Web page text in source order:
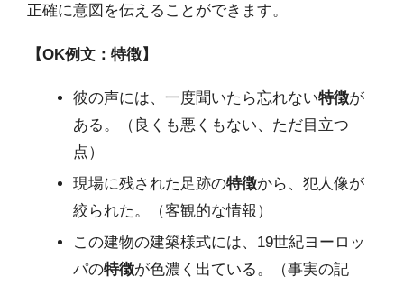
正確に意図を伝えることができます。
【OK例文：特徴】
彼の声には、一度聞いたら忘れない特徴が
ある。（良くも悪くもない、ただ目立つ
点）
現場に残された足跡の特徴から、犯人像が
絞られた。（客観的な情報）
この建物の建築様式には、19世紀ヨーロッ
パの特徴が色濃く出ている。（事実の記